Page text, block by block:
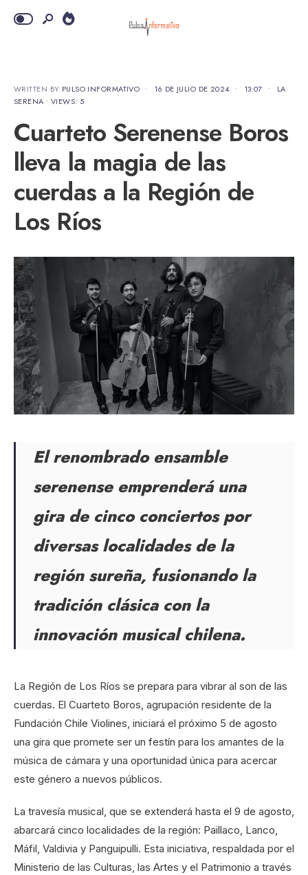
WRITTEN BY PULSO INFORMATIVO • 16 DE JULIO DE 2024 • 13:07 •
LA
SERENA • VIEWS: 5
Cuarteto Serenense Boros
lleva la magia de las
cuerdas a la Región de
Los Ríos
El renombrado ensamble
serenense emprenderá una
gira de cinco conciertos por
diversas localidades de la
región sureña, fusionando la
tradición clásica con la
innovación musical chilena.
La Región de Los Ríos se prepara para vibrar al son de las
cuerdas. El Cuarteto Boros, agrupación residente de la
Fundación Chile Violines, iniciará el próximo 5 de agosto
una gira que promete ser un festín para los amantes de la
música de cámara y una oportunidad única para acercar
este género a nuevos públicos.
La travesía musical, que se extenderá hasta el 9 de agosto,
abarcará cinco localidades de la región: Paillaco, Lanco,
Máfil, Valdivia y Panguipulli. Esta iniciativa, respaldada por el
Ministerio de las Culturas, las Artes y el Patrimonio a través